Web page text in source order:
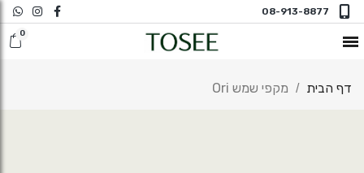
08-913-8877
חדש במשקפי ראיה
דף הבית מקפי שמש Ori